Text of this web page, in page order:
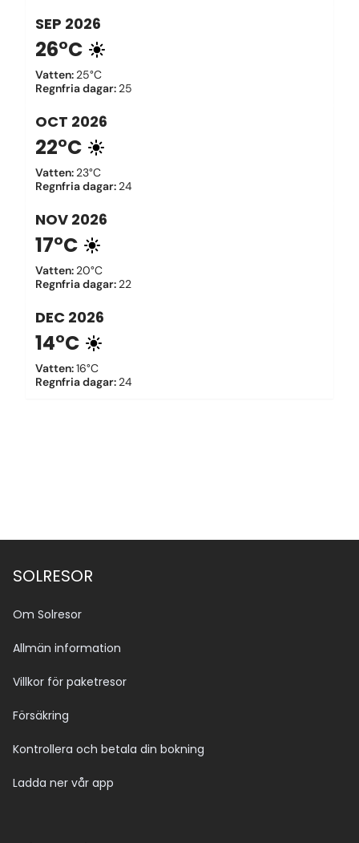
SEP 2026
26°C
Vatten: 25°C
Regnfria dagar: 25
OCT 2026
22°C
Vatten: 23°C
Regnfria dagar: 24
NOV 2026
17°C
Vatten: 20°C
Regnfria dagar: 22
DEC 2026
14°C
Vatten:16°C
Regnfria dagar: 24
SOLRESOR
Om Solresor
Allmän information
Villkor för paketresor
Försäkring
Kontrollera och betala din bokning
Ladda ner vår app